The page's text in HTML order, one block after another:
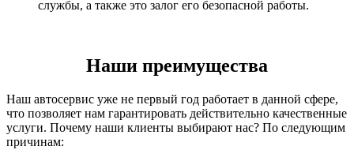
службы, а также это залог его безопасной работы.
Наши преимущества
Наш автосервис уже не первый год работает в данной сфере,
что позволяет нам гарантировать действительно качественные
услуги. Почему наши клиенты выбирают нас? По следующим
причинам: